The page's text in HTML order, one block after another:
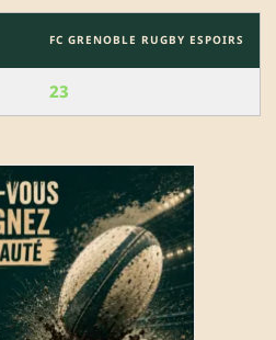
FC GRENOBLE RUGBY ESPOIRS
23